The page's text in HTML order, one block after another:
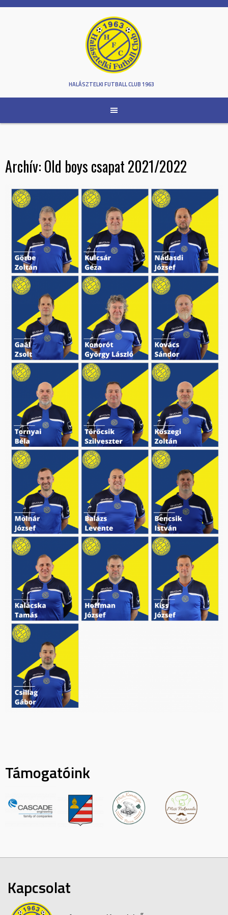
Skip
HALÁSZTELKI FUTBALL CLUB 1963
Archív: Old boys csapat 2021/2022
Támogatóink
Kapcsolat